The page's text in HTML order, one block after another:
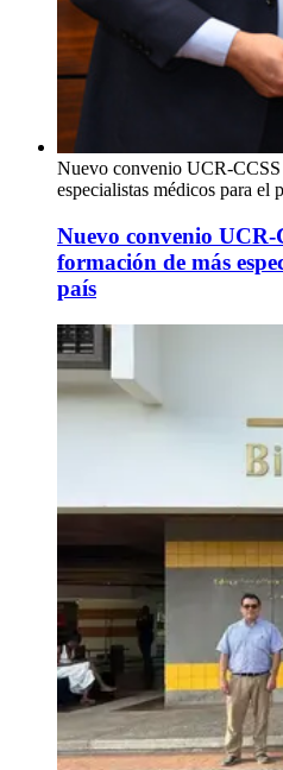
Nuevo convenio UCR-
especialistas médicos para el
Nuevo convenio
formación de más
país